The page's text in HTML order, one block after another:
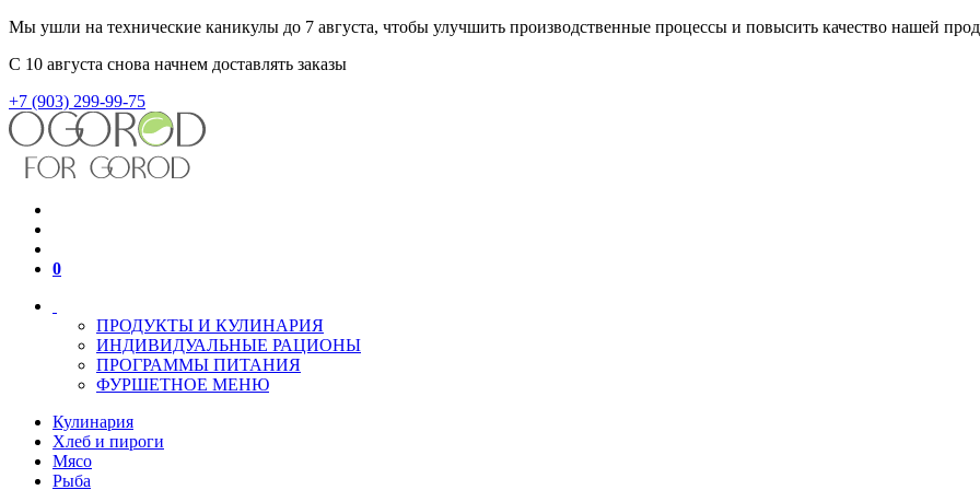
Мы ушли на технические каникулы до 7 августа, чтобы улучшить производственные процессы и повысить качество нашей
С 10 августа снова начнем доставлять заказы
+7 (903) 299-99-75
0
ПРОДУКТЫ И КУЛИНАРИЯ
ИНДИВИДУАЛЬНЫЕ РАЦИОНЫ
ПРОГРАММЫ ПИТАНИЯ
ФУРШЕТНОЕ МЕНЮ
Кулинария
Хлеб и пироги
Мясо
Рыба